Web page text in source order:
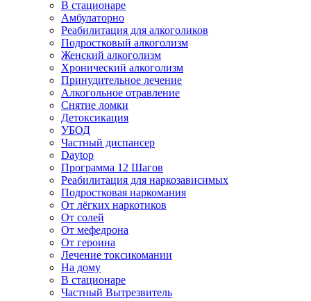
В стационаре
Амбулаторно
Реабилитация для алкоголиков
Подростковый алкоголизм
Женский алкоголизм
Хронический алкоголизм
Принудительное лечение
Алкогольное отравление
Снятие ломки
Детоксикация
УБОД
Частный диспансер
Daytop
Программа 12 Шагов
Реабилитация для наркозависимых
Подростковая наркомания
От лёгких наркотиков
От солей
От мефедрона
От героина
Лечение токсикомании
На дому
В стационаре
Частный Вытрезвитель